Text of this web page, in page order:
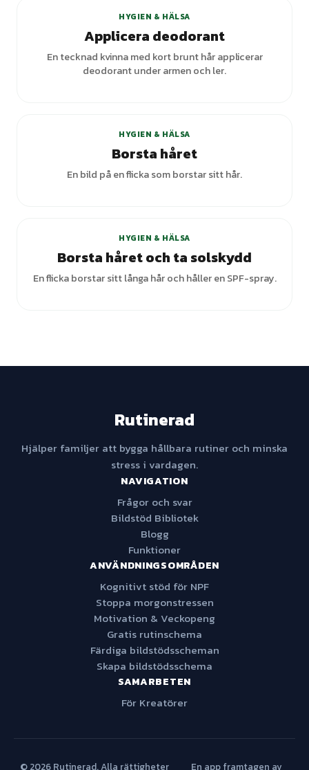
HYGIEN & HÄLSA
Applicera deodorant
En tecknad kvinna med kort brunt hår applicerar
deodorant under armen och ler.
HYGIEN & HÄLSA
Borsta håret
En bild på en flicka som borstar sitt hår.
HYGIEN & HÄLSA
Borsta håret och ta solskydd
En flicka borstar sitt långa hår och håller en SPF-spray.
Rutinerad
Hjälper familjer att bygga hållbara rutiner och minska
stress i vardagen.
NAVIGATION
Frågor och svar
Bildstöd Bibliotek
Blogg
Funktioner
ANVÄNDNINGSOMRÅDEN
Kognitivt stöd för NPF
Stoppa morgonstressen
Motivation & Veckopeng
Gratis rutinschema
Färdiga bildstödsscheman
Skapa bildstödsschema
SAMARBETEN
För Kreatörer
© 2026 Rutinerad. Alla rättigheter En app framtagen av